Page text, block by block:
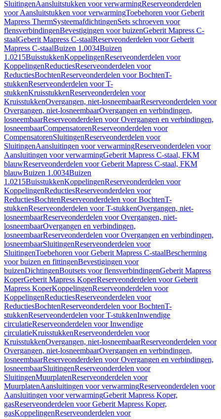
SluitingenAansluitstukken voor verwarmingReserveonderdelen
voor Aansluitstukken voor verwarmingToebehoren voor Geberit
Mapress ThermSysteemafdichtingenSets schroeven voor
flensverbindingenBevestigingen voor buizenGeberit Mapress C-
staalGeberit Mapress C-staalReserveonderdelen voor Geberit
Mapress C-staalBuizen 1.0034Buizen
1.0215BuisstukkenKoppelingenReserveonderdelen voor
KoppelingenReductiesReserveonderdelen voor
ReductiesBochtenReserveonderdelen voor BochtenT-
stukkenReserveonderdelen voor T-
stukkenKruisstukkenReserveonderdelen voor
KruisstukkenOvergangen, niet-losneembaarReserveonderdelen voor
Overgangen, niet-losneembaarOvergangen en verbindingen,
losneembaarReserveonderdelen voor Overgangen en verbindingen,
losneembaarCompensatorenReserveonderdelen voor
CompensatorenSluitingenReserveonderdelen voor
SluitingenAansluitingen voor verwarmingReserveonderdelen voor
Aansluitingen voor verwarmingGeberit Mapress C-staal, FKM
blauwReserveonderdelen voor Geberit Mapress C-staal, FKM
blauwBuizen 1.0034Buizen
1.0215BuisstukkenKoppelingenReserveonderdelen voor
KoppelingenReductiesReserveonderdelen voor
ReductiesBochtenReserveonderdelen voor BochtenT-
stukkenReserveonderdelen voor T-stukkenOvergangen, niet-
losneembaarReserveonderdelen voor Overgangen, niet-
losneembaarOvergangen en verbindingen,
losneembaarReserveonderdelen voor Overgangen en verbindingen,
losneembaarSluitingenReserveonderdelen voor
SluitingenToebehoren voor Geberit Mapress C-staalBescherming
voor buizen en fittingenBevestigingen voor
buizenDichtingenBoutsets voor flensverbindingenGeberit Mapress
KoperGeberit Mapress KoperReserveonderdelen voor Geberit
Mapress KoperKoppelingenReserveonderdelen voor
KoppelingenReductiesReserveonderdelen voor
ReductiesBochtenReserveonderdelen voor BochtenT-
stukkenReserveonderdelen voor T-stukkenInwendige
circulatieReserveonderdelen voor Inwendige
circulatieKruisstukkenReserveonderdelen voor
KruisstukkenOvergangen, niet-losneembaarReserveonderdelen voor
Overgangen, niet-losneembaarOvergangen en verbindingen,
losneembaarReserveonderdelen voor Overgangen en verbindingen,
losneembaarSluitingenReserveonderdelen voor
SluitingenMuurplatenReserveonderdelen voor
MuurplatenAansluitingen voor verwarmingReserveonderdelen voor
Aansluitingen voor verwarmingGeberit Mapress Koper,
gasReserveonderdelen voor Geberit Mapress Koper,
gasKoppelingenReserveonderdelen voor